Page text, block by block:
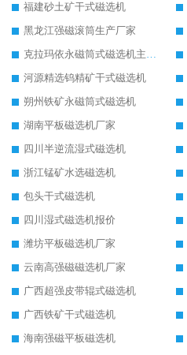
福建砂土矿干式磁选机
黑龙江强磁滚筒生产厂家
克拉玛依永磁筒式磁选机主要技术参数
河源精选钨精矿干式磁选机
朔州铁矿永磁筒式磁选机
湖南平板磁选机厂家
四川半逆流湿式磁选机
浙江锰矿水选磁选机
包头干式磁选机
四川湿式磁选机报价
潍坊平板磁选机厂家
云南高强磁磁选机厂家
广西超强皮带辊式磁选机
广西铁矿干式磁选机
海南强磁平板磁选机